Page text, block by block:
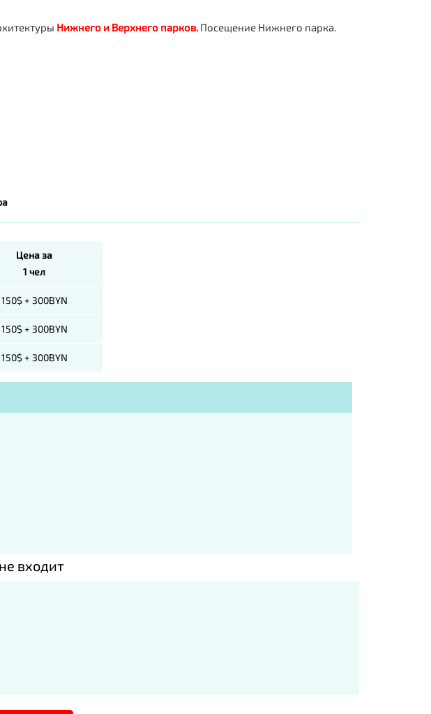
Нижнего и Верхнего парков. Посещение Нижнего парка.
Цена за
1 чел
150$ + 300BYN
150$ + 300BYN
150$ + 300BYN
входит